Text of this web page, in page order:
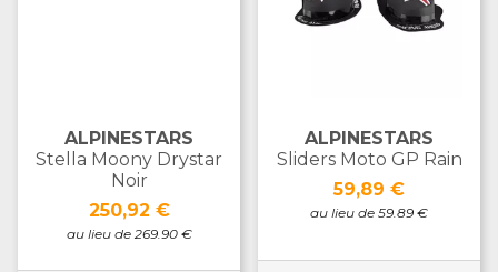
ALPINESTARS
Stella Moony Drystar
Noir
Prix
250,92 €
au lieu de 269.90 €
ALPINESTARS
Sliders Moto GP Rain
Prix
59,89 €
au lieu de 59.89 €